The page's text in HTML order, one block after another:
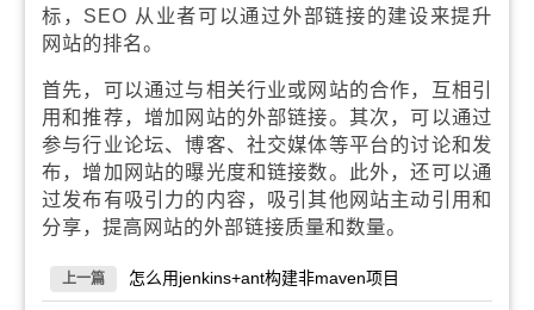
标，SEO 从业者可以通过外部链接的建设来提升
网站的排名。
首先，可以通过与相关行业或网站的合作，互相引
用和推荐，增加网站的外部链接。其次，可以通过
参与行业论坛、博客、社交媒体等平台的讨论和发
布，增加网站的曝光度和链接数。此外，还可以通
过发布有吸引力的内容，吸引其他网站主动引用和
分享，提高网站的外部链接质量和数量。
上一篇 怎么用jenkins+ant构建非maven项目